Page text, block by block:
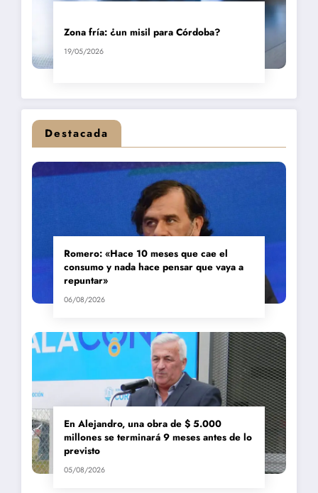
Zona fría: ¿un misil para Córdoba?
19/05/2026
Destacada
Romero: «Hace 10 meses que cae el
consumo y nada hace pensar que vaya a
repuntar»
06/08/2026
En Alejandro, una obra de $ 5.000
millones se terminará 9 meses antes de lo
previsto
05/08/2026